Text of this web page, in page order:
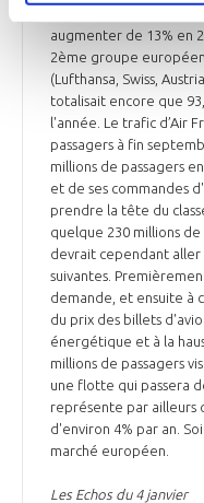
augmenter de 13% en
2ème groupe
(Lufthansa, Swiss,
totalisait encore que
l'année. Le trafic d’Air
passagers à fin
millions de passagers
et de ses commandes
prendre la tête du
quelque 230 millions de
devrait cependant
suivantes.
demande, et ensuite à
du prix des billets
énergétique et à la
millions de passagers
une flotte qui passera
représente par ailleurs
d'environ 4% par an.
marché européen.
Les Echos du 4 janvier